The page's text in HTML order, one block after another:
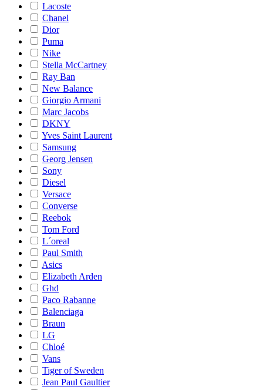
Lacoste
Chanel
Dior
Puma
Nike
Stella McCartney
Ray Ban
New Balance
Giorgio Armani
Marc Jacobs
DKNY
Yves Saint Laurent
Samsung
Georg Jensen
Sony
Diesel
Versace
Converse
Reebok
Tom Ford
L´oreal
Paul Smith
Asics
Elizabeth Arden
Ghd
Paco Rabanne
Balenciaga
Braun
LG
Chloé
Vans
Tiger of Sweden
Jean Paul Gaultier